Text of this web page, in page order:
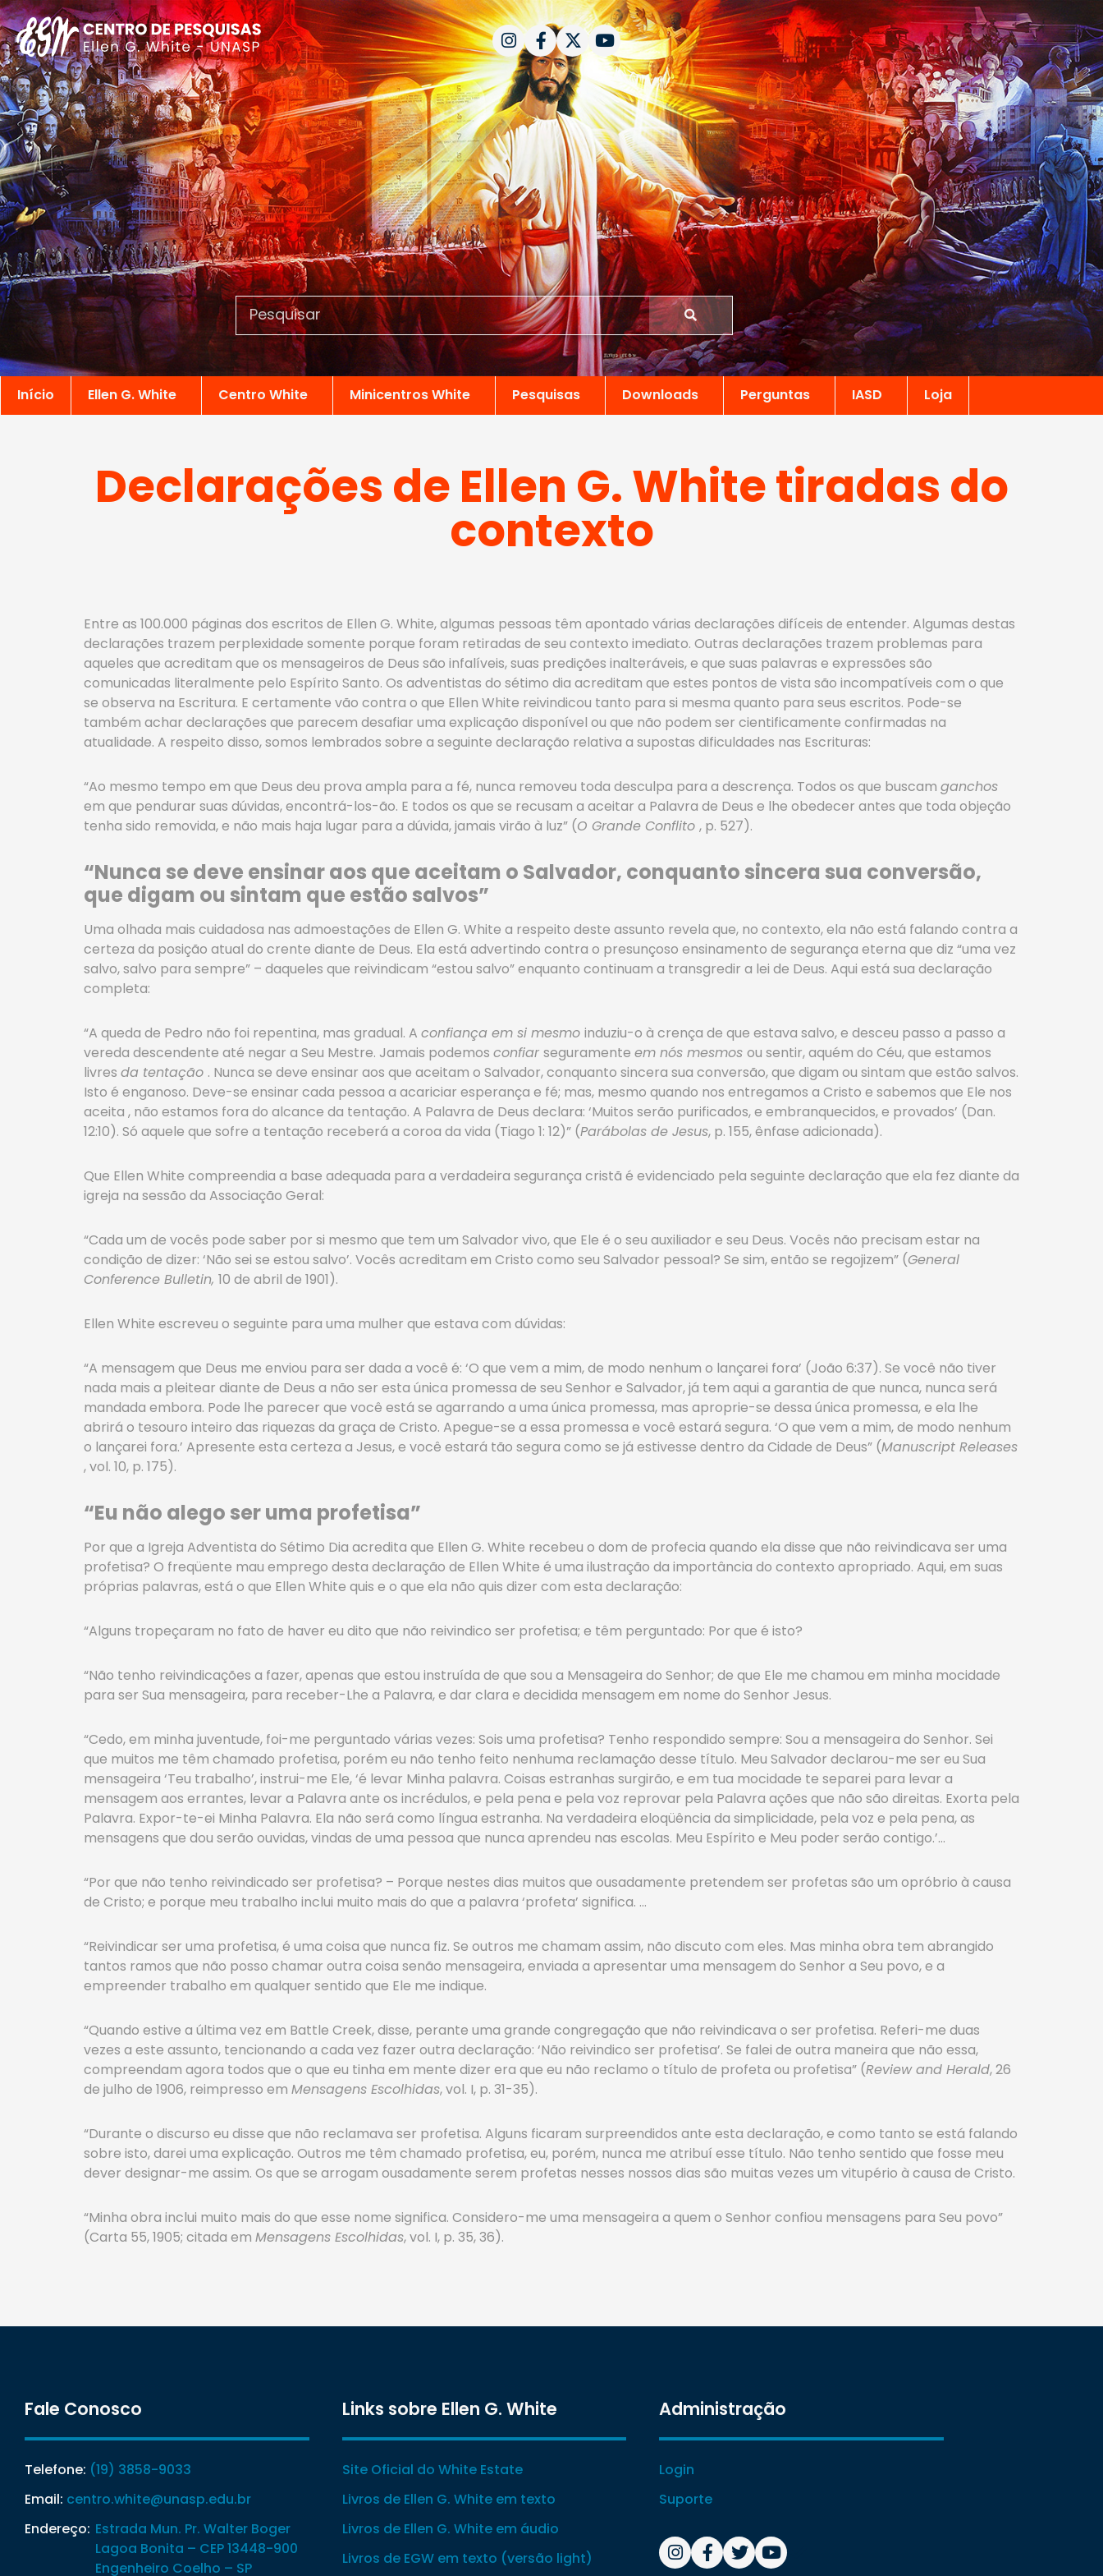
Início Ellen G. White Centro White Minicentros White Pesquisas Downloads Perguntas IASD Loja
Declarações de Ellen G. White tiradas do
contexto
Entre as 100.000 páginas dos escritos de Ellen G. White, algumas pessoas têm apontado várias declarações difíceis de entender. Algumas destas
declarações trazem perplexidade somente porque foram retiradas de seu contexto imediato. Outras declarações trazem problemas para
aqueles que acreditam que os mensageiros de Deus são infalíveis, suas predições inalteráveis, e que suas palavras e expressões são
comunicadas literalmente pelo Espírito Santo. Os adventistas do sétimo dia acreditam que estes pontos de vista são incompatíveis com o que
se observa na Escritura. E certamente vão contra o que Ellen White reivindicou tanto para si mesma quanto para seus escritos. Pode-se
também achar declarações que parecem desafiar uma explicação disponível ou que não podem ser cientificamente confirmadas na
atualidade. A respeito disso, somos lembrados sobre a seguinte declaração relativa a supostas dificuldades nas Escrituras:
“Ao mesmo tempo em que Deus deu prova ampla para a fé, nunca removeu toda desculpa para a descrença. Todos os que buscam ganchos
em que pendurar suas dúvidas, encontrá-los-ão. E todos os que se recusam a aceitar a Palavra de Deus e lhe obedecer antes que toda objeção
tenha sido removida, e não mais haja lugar para a dúvida, jamais virão à luz” (O Grande Conflito , p. 527).
“Nunca se deve ensinar aos que aceitam o Salvador, conquanto sincera sua conversão,
que digam ou sintam que estão salvos”
Uma olhada mais cuidadosa nas admoestações de Ellen G. White a respeito deste assunto revela que, no contexto, ela não está falando contra a
certeza da posição atual do crente diante de Deus. Ela está advertindo contra o presunçoso ensinamento de segurança eterna que diz “uma vez
salvo, salvo para sempre” – daqueles que reivindicam “estou salvo” enquanto continuam a transgredir a lei de Deus. Aqui está sua declaração
completa:
“A queda de Pedro não foi repentina, mas gradual. A confiança em si mesmo induziu-o à crença de que estava salvo, e desceu passo a passo a
vereda descendente até negar a Seu Mestre. Jamais podemos confiar seguramente em nós mesmos ou sentir, aquém do Céu, que estamos
livres da tentação . Nunca se deve ensinar aos que aceitam o Salvador, conquanto sincera sua conversão, que digam ou sintam que estão salvos.
Isto é enganoso. Deve-se ensinar cada pessoa a acariciar esperança e fé; mas, mesmo quando nos entregamos a Cristo e sabemos que Ele nos
aceita , não estamos fora do alcance da tentação. A Palavra de Deus declara: ‘Muitos serão purificados, e embranquecidos, e provados’ (Dan.
12:10). Só aquele que sofre a tentação receberá a coroa da vida (Tiago 1: 12)” (Parábolas de Jesus, p. 155, ênfase adicionada).
Que Ellen White compreendia a base adequada para a verdadeira segurança cristã é evidenciado pela seguinte declaração que ela fez diante da
igreja na sessão da Associação Geral:
“Cada um de vocês pode saber por si mesmo que tem um Salvador vivo, que Ele é o seu auxiliador e seu Deus. Vocês não precisam estar na
condição de dizer: ‘Não sei se estou salvo’. Vocês acreditam em Cristo como seu Salvador pessoal? Se sim, então se regojizem” (General
Conference Bulletin, 10 de abril de 1901).
Ellen White escreveu o seguinte para uma mulher que estava com dúvidas:
“A mensagem que Deus me enviou para ser dada a você é: ‘O que vem a mim, de modo nenhum o lançarei fora’ (João 6:37). Se você não tiver
nada mais a pleitear diante de Deus a não ser esta única promessa de seu Senhor e Salvador, já tem aqui a garantia de que nunca, nunca será
mandada embora. Pode lhe parecer que você está se agarrando a uma única promessa, mas aproprie-se dessa única promessa, e ela lhe
abrirá o tesouro inteiro das riquezas da graça de Cristo. Apegue-se a essa promessa e você estará segura. ‘O que vem a mim, de modo nenhum
o lançarei fora.’ Apresente esta certeza a Jesus, e você estará tão segura como se já estivesse dentro da Cidade de Deus” (Manuscript Releases
, vol. 10, p. 175).
“Eu não alego ser uma profetisa”
Por que a Igreja Adventista do Sétimo Dia acredita que Ellen G. White recebeu o dom de profecia quando ela disse que não reivindicava ser uma
profetisa? O freqüente mau emprego desta declaração de Ellen White é uma ilustração da importância do contexto apropriado. Aqui, em suas
próprias palavras, está o que Ellen White quis e o que ela não quis dizer com esta declaração:
“Alguns tropeçaram no fato de haver eu dito que não reivindico ser profetisa; e têm perguntado: Por que é isto?
“Não tenho reivindicações a fazer, apenas que estou instruída de que sou a Mensageira do Senhor; de que Ele me chamou em minha mocidade
para ser Sua mensageira, para receber-Lhe a Palavra, e dar clara e decidida mensagem em nome do Senhor Jesus.
“Cedo, em minha juventude, foi-me perguntado várias vezes: Sois uma profetisa? Tenho respondido sempre: Sou a mensageira do Senhor. Sei
que muitos me têm chamado profetisa, porém eu não tenho feito nenhuma reclamação desse título. Meu Salvador declarou-me ser eu Sua
mensageira ‘Teu trabalho’, instrui-me Ele, ‘é levar Minha palavra. Coisas estranhas surgirão, e em tua mocidade te separei para levar a
mensagem aos errantes, levar a Palavra ante os incrédulos, e pela pena e pela voz reprovar pela Palavra ações que não são direitas. Exorta pela
Palavra. Expor-te-ei Minha Palavra. Ela não será como língua estranha. Na verdadeira eloqüência da simplicidade, pela voz e pela pena, as
mensagens que dou serão ouvidas, vindas de uma pessoa que nunca aprendeu nas escolas. Meu Espírito e Meu poder serão contigo.’…
“Por que não tenho reivindicado ser profetisa? – Porque nestes dias muitos que ousadamente pretendem ser profetas são um opróbrio à causa
de Cristo; e porque meu trabalho inclui muito mais do que a palavra ‘profeta’ significa. …
“Reivindicar ser uma profetisa, é uma coisa que nunca fiz. Se outros me chamam assim, não discuto com eles. Mas minha obra tem abrangido
tantos ramos que não posso chamar outra coisa senão mensageira, enviada a apresentar uma mensagem do Senhor a Seu povo, e a
empreender trabalho em qualquer sentido que Ele me indique.
“Quando estive a última vez em Battle Creek, disse, perante uma grande congregação que não reivindicava o ser profetisa. Referi-me duas
vezes a este assunto, tencionando a cada vez fazer outra declaração: ‘Não reivindico ser profetisa’. Se falei de outra maneira que não essa,
compreendam agora todos que o que eu tinha em mente dizer era que eu não reclamo o título de profeta ou profetisa” (Review and Herald, 26
de julho de 1906, reimpresso em Mensagens Escolhidas, vol. I, p. 31-35).
“Durante o discurso eu disse que não reclamava ser profetisa. Alguns ficaram surpreendidos ante esta declaração, e como tanto se está falando
sobre isto, darei uma explicação. Outros me têm chamado profetisa, eu, porém, nunca me atribuí esse título. Não tenho sentido que fosse meu
dever designar-me assim. Os que se arrogam ousadamente serem profetas nesses nossos dias são muitas vezes um vitupério à causa de Cristo.
“Minha obra inclui muito mais do que esse nome significa. Considero-me uma mensageira a quem o Senhor confiou mensagens para Seu povo”
(Carta 55, 1905; citada em Mensagens Escolhidas, vol. I, p. 35, 36).
Fale Conosco
Telefone: (19) 3858-9033
Email: centro.white@unasp.edu.br
Endereço: Estrada Mun. Pr. Walter Boger
Lagoa Bonita – CEP 13448-900
Engenheiro Coelho – SP
Links sobre Ellen G. White
Site Oficial do White Estate
Livros de Ellen G. White em texto
Livros de Ellen G. White em áudio
Livros de EGW em texto (versão light)
Administração
Login
Suporte